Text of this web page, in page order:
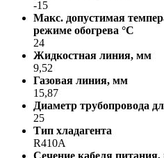
-15
Макс. допустимая
режиме обогрева °С
24
Жидкостная линия, мм
9,52
Газовая линия, мм
15,87
Диаметр трубопровода
25
Тип хладагента
R410A